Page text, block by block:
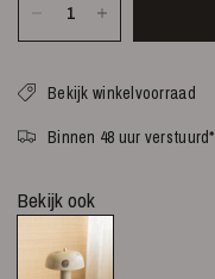
Bekijk winkelvoorraad
Binnen 48 uur verstuurd*
Bekijk ook